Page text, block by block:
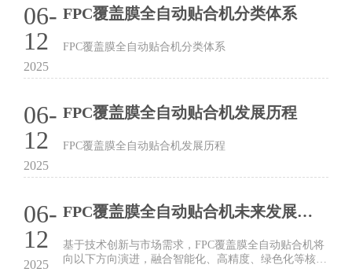
FPC覆盖膜全自动贴合机分类体系
06-
12
2025
FPC覆盖膜全自动贴合机分类体系
FPC覆盖膜全自动贴合机发展历程
06-
12
2025
FPC覆盖膜全自动贴合机发展历程
FPC覆盖膜全自动贴合机未来发展趋势
06-
12
2025
基于技术创新与市场需求，FPC覆盖膜全自动贴合机将
向以下方向演进，融合智能化、高精度、绿色化等核心